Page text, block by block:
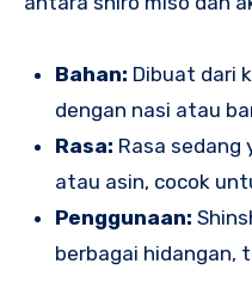
Bahan: Dibuat dari
dengan nasi atau
Rasa: Rasa sedang
atau asin, cocok
Penggunaan:
berbagai hidangan,